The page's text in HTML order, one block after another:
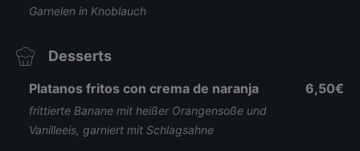
Garnelen in Knoblauch
Desserts
Platanos fritos con crema de naranja
frittierte Banane mit heißer Orangensoße und
Vanilleeis, garniert mit Schlagsahne
6,50€